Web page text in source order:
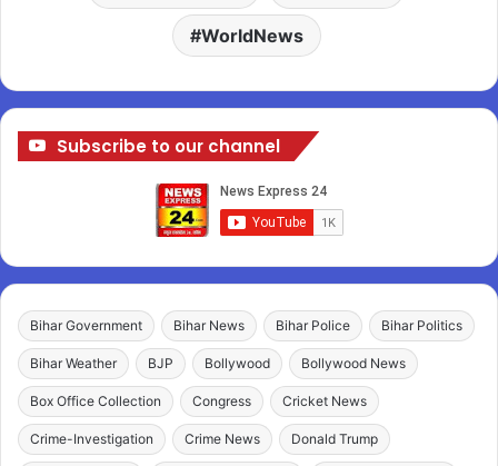
WorldNews
Subscribe to our channel
Bihar Government Bihar News Bihar Police Bihar Politics
Bihar Weather BJP Bollywood Bollywood News
Box Office Collection Congress Cricket News
Crime-Investigation Crime News Donald Trump